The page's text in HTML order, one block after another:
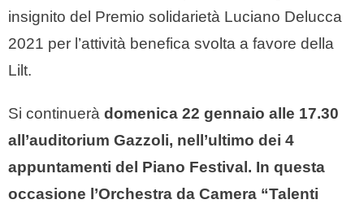
insignito del Premio solidarietà Luciano Delucca
2021 per l’attività benefica svolta a favore della
Lilt.
Si continuerà domenica 22 gennaio alle 17.30
all’auditorium Gazzoli, nell’ultimo dei 4
appuntamenti del Piano Festival. In questa
occasione l’Orchestra da Camera “Talenti